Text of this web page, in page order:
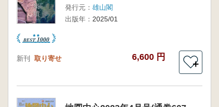
発行元： 雄山閣
出版年： 2025/01
新刊 取り寄せ 6,600 円
＋